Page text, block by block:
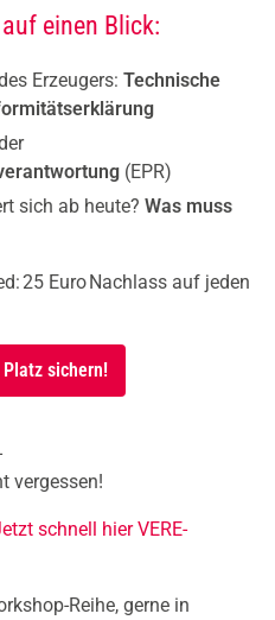
einen Blick:
Erzeugers: Technische
(EPR)
sich ab heute? Was muss
25 Euro Nachlass auf jeden
sichern!
vergessen!
schnell hier VERE-
Reihe, gerne in